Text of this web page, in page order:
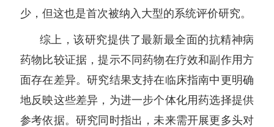
少，但这也是首次被纳入大型的系统评价研究。
综上，该研究提供了最新最全面的抗精神病
药物比较证据，提示不同药物在疗效和副作用方
面存在差异。研究结果支持在临床指南中更明确
地反映这些差异，为进一步个体化用药选择提供
参考依据。研究同时指出，未来需开展更多头对